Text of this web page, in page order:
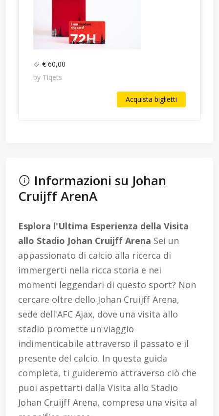
€ 60,00
by Tiqets
Acquista biglietti
Informazioni su Johan
Cruijff ArenA
Esplora l'Ultima Esperienza della Visita
allo Stadio Johan Cruijff Arena Sei un
appassionato di calcio alla ricerca di
immergerti nella ricca storia e nei
momenti leggendari di questo sport? Non
cercare oltre dello Johan Cruijff Arena,
sede dell'AFC Ajax, dove una visita allo
stadio promette un viaggio
indimenticabile attraverso il passato e il
presente del calcio. In questa guida
completa, ti guideremo attraverso ciò che
puoi aspettarti dalla Visita allo Stadio
Johan Cruijff Arena, compresa una visita al